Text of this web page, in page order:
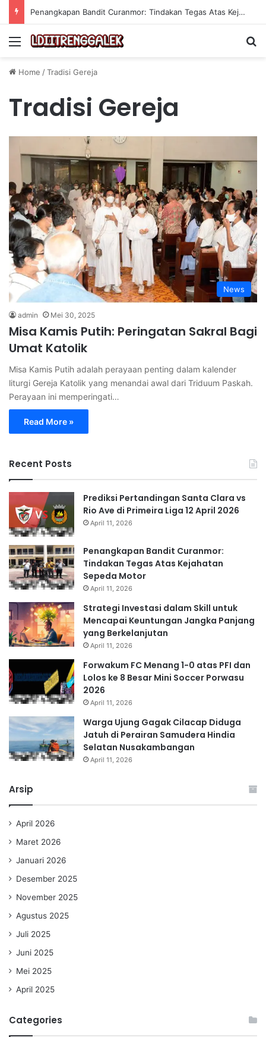
Penangkapan Bandit Curanmor: Tindakan Tegas Atas Kejahatan Sepeda Motor
Menu
Home /Tradisi Gereja
Tradisi Gereja
News
admin Mei 30, 2025
Misa Kamis Putih: Peringatan Sakral Bagi
Umat Katolik
Misa Kamis Putih adalah perayaan penting dalam kalender
liturgi Gereja Katolik yang menandai awal dari Triduum Paskah.
Perayaan ini memperingati…
Read More »
Recent Posts
Prediksi Pertandingan Santa Clara vs
Rio Ave di Primeira Liga 12 April 2026
April 11, 2026
Penangkapan Bandit Curanmor:
Tindakan Tegas Atas Kejahatan
Sepeda Motor
April 11, 2026
Strategi Investasi dalam Skill untuk
Mencapai Keuntungan Jangka Panjang
yang Berkelanjutan
April 11, 2026
Forwakum FC Menang 1-0 atas PFI dan
Lolos ke 8 Besar Mini Soccer Porwasu
2026
April 11, 2026
Warga Ujung Gagak Cilacap Diduga
Jatuh di Perairan Samudera Hindia
Selatan Nusakambangan
April 11, 2026
Arsip
April 2026
Maret 2026
Januari 2026
Desember 2025
November 2025
Agustus 2025
Juli 2025
Juni 2025
Mei 2025
April 2025
Categories